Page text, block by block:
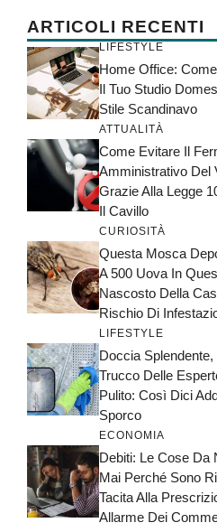
ARTICOLI RECENTI
LIFESTYLE
Home Office:
Il Tuo Studio
Stile Scandinavo
ATTUALITÀ
Come Evitare Il
Amministrativo Del
Grazie Alla Legge
Il Cavillo
CURIOSITÀ
Questa Mosca
A 500 Uova In
Nascosto Della
Rischio Di
LIFESTYLE
Doccia Splendente,
Trucco Delle
Pulito: Così Dici
Sporco
ECONOMIA
Debiti: Le Cose Da
Mai Perché Sono
Tacita Alla
Allarme Dei